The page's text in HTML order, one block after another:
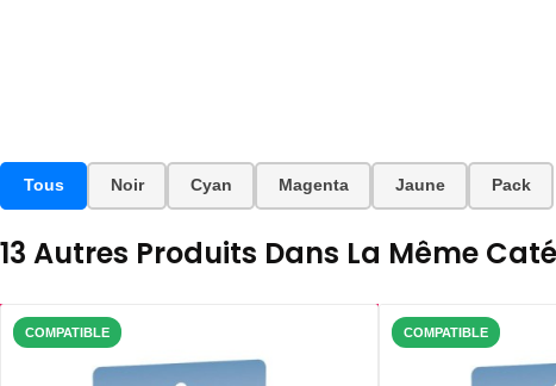
Tous Noir Cyan Magenta Jaune Pack
13 Autres Produits Dans La Même
COMPATIBLE COMPATIBLE